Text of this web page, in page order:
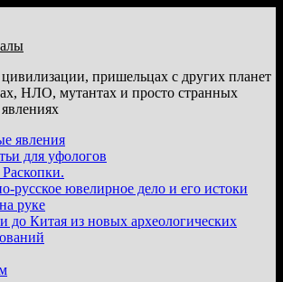
цивилизации, пришельцах с других планет
НЛО, мутантах и просто странных
явления
для уфологов
русское ювелирное дело и его истоки
руке
до Китая из новых археологических